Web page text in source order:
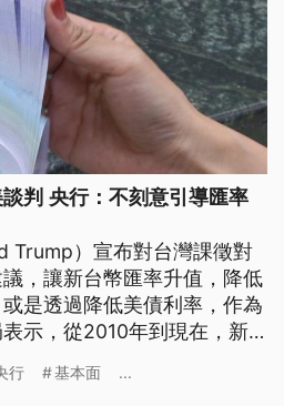
判 央行：不刻意引導匯率
Trump）宣布對台灣課徵對
，讓新台幣匯率升值，降低
是透過降低美債利率，作為
示，從2010年到現在，新
刻意引導新台幣走勢。
行 基本面 ...